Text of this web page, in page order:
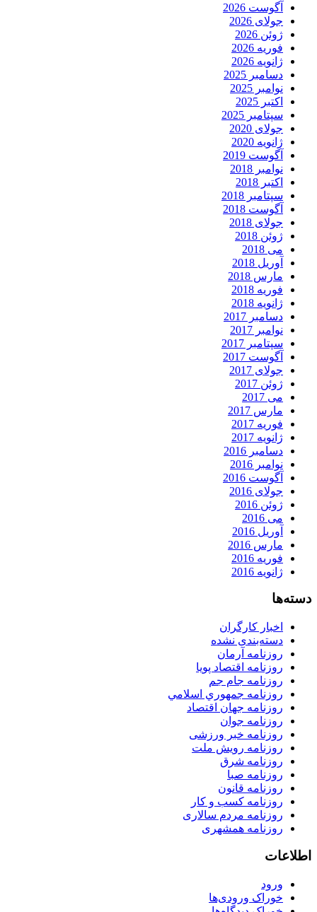
آگوست 2026
جولای 2026
ژوئن 2026
فوریه 2026
ژانویه 2026
دسامبر 2025
نوامبر 2025
اکتبر 2025
سپتامبر 2025
جولای 2020
ژانویه 2020
آگوست 2019
نوامبر 2018
اکتبر 2018
سپتامبر 2018
آگوست 2018
جولای 2018
ژوئن 2018
می 2018
آوریل 2018
مارس 2018
فوریه 2018
ژانویه 2018
دسامبر 2017
نوامبر 2017
سپتامبر 2017
آگوست 2017
جولای 2017
ژوئن 2017
می 2017
مارس 2017
فوریه 2017
ژانویه 2017
دسامبر 2016
نوامبر 2016
آگوست 2016
جولای 2016
ژوئن 2016
می 2016
آوریل 2016
مارس 2016
فوریه 2016
ژانویه 2016
دسته‌ها
اخبار کارگران
دسته‌بندی نشده
روزنامه آرمان
روزنامه اقتصاد پویا
روزنامه جام جم
روزنامه جمهوري اسلامي
روزنامه جهان اقتصاد
روزنامه جوان
روزنامه خبر ورزشى
روزنامه رویش ملت
روزنامه شرق
روزنامه صبا
روزنامه قانون
روزنامه كسب و كار
روزنامه مردم سالاری
روزنامه همشهری
اطلاعات
ورود
خوراک ورودی‌ها